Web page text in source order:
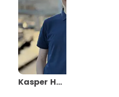
Kasper
Hovland